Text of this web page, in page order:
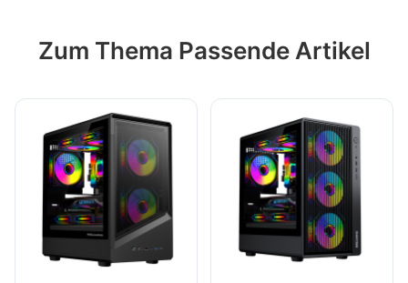
Zum Thema Passende Artikel